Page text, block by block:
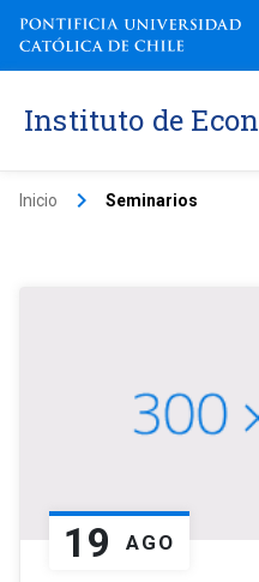
Instituto de
Inicio keyboard_arrow_right Seminarios
19 AGO